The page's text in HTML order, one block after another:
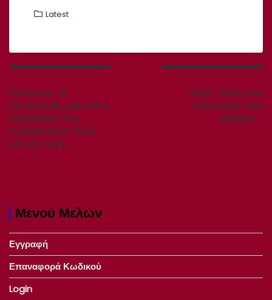
Latest
Πλοήγηση
άρθρων
Previous: Previous
post:
O
Σύνδεσμός μας και ο
Πρόεδρος του,
ευχαριστούν πολύ
για την τιμή….
Next: Next
post:
Ωδές στα
παλικάρια που
χάσαμε….
Μενού Μελών
Εγγραφή
Επαναφορά Κωδικού
Login